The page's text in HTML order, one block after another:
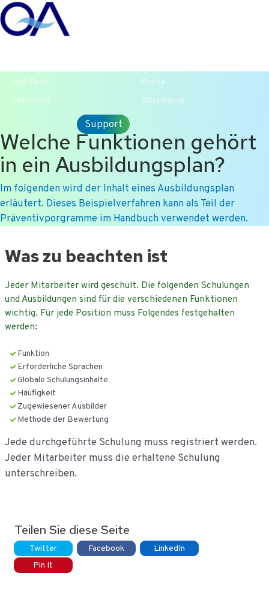
iMIS Food
Preise
Standards
QAssurance
Support
Welche Funktionen gehört
in ein Ausbildungsplan?
Im folgenden wird der Inhalt eines Ausbildungsplan
erläutert. Dieses Beispielverfahren kann als Teil der
Präventivporgramme im Handbuch verwendet werden.
Ga
naar
inhoud
Was zu beachten ist
Jeder Mitarbeiter wird geschult. Die folgenden Schulungen
und Ausbildungen sind für die verschiedenen Funktionen
wichtig. Für jede Position muss Folgendes festgehalten
werden:
Funktion
Erforderliche Sprachen
Globale Schulungsinhalte
Häufigkeit
Zugewiesener Ausbilder
Methode der Bewertung
Jede durchgeführte Schulung muss registriert werden.
Jeder Mitarbeiter muss die erhaltene Schulung
unterschreiben.
Teilen Sie diese Seite
Twitter Facebook
LinkedIn
Pin It